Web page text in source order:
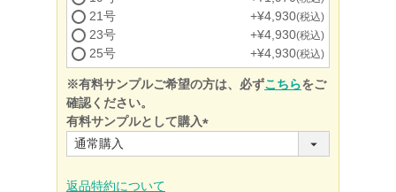
21号 +¥4,930 税込
23号 +¥4,930 税込
25号 +¥4,930 税込
※有料サンプルご希望の方は、必ずこちらをご
確認ください。
有料サンプルとして購入
返品特約について